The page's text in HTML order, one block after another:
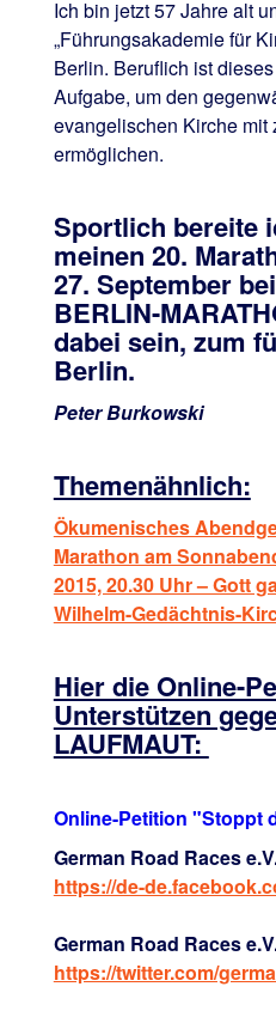
Ich bin jetzt 57 Jahre alt
„Führungsakademie für
Berlin. Beruflich ist
Aufgabe, um den
evangelischen Kirche mit
ermöglichen.
Sportlich bereite
meinen 20.
27. September
BERLIN-
dabei sein, zum
Berlin.
Peter Burkowski
Themenähnlich:
Ökumenisches
Marathon am
2015, 20.30 Uhr – Gott
Wilhelm-Gedächtnis-
Hier die Online-
Unterstützen
LAUFMAUT:
Online-Petition "Stoppt
German Road Races
https://de-
German Road Races
https://twitter.com/